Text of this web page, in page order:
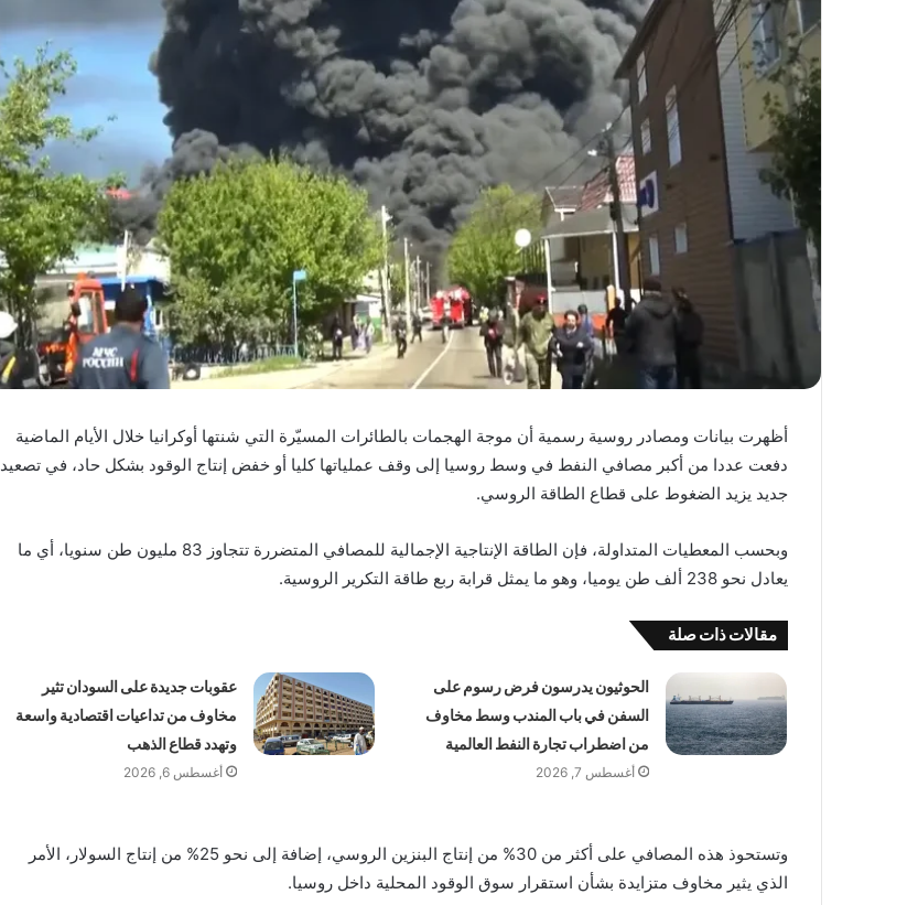
أظهرت بيانات ومصادر روسية رسمية أن موجة الهجمات بالطائرات المسيّرة التي شنتها أوكرانيا خلال الأيام الماضية
دفعت عددا من أكبر مصافي النفط في وسط روسيا إلى وقف عملياتها كليا أو خفض إنتاج الوقود بشكل حاد، في تصعيد
جديد يزيد الضغوط على قطاع الطاقة الروسي.
وبحسب المعطيات المتداولة، فإن الطاقة الإنتاجية الإجمالية للمصافي المتضررة تتجاوز 83 مليون طن سنويا، أي ما
يعادل نحو 238 ألف طن يوميا، وهو ما يمثل قرابة ربع طاقة التكرير الروسية.
مقالات ذات صلة
الحوثيون يدرسون فرض رسوم على
السفن في باب المندب وسط مخاوف
من اضطراب تجارة النفط العالمية
أغسطس 7, 2026
عقوبات جديدة على السودان تثير
مخاوف من تداعيات اقتصادية واسعة
وتهدد قطاع الذهب
أغسطس 6, 2026
وتستحوذ هذه المصافي على أكثر من 30% من إنتاج البنزين الروسي، إضافة إلى نحو 25% من إنتاج السولار، الأمر
الذي يثير مخاوف متزايدة بشأن استقرار سوق الوقود المحلية داخل روسيا.